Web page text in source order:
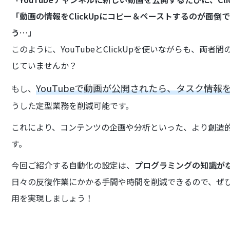
「動画の情報をClickUpにコピー＆ペーストするのが面
う…」
このように、YouTubeとClickUpを使いながらも、両者間
じていませんか？
もし、YouTubeで動画が公開されたら、タスク情報
うした定型業務を削減可能です。
これにより、コンテンツの企画や分析といった、より創
す。
今回ご紹介する自動化の設定は、 プログラミングの知識が
日々の反復作業にかかる手間や時間を削減できるので、
用を実現しましょう！